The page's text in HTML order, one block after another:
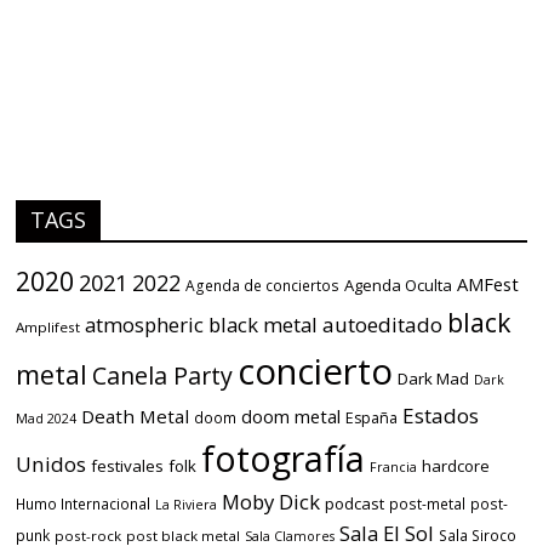
TAGS
2020 2021 2022 Agenda de conciertos Agenda Oculta AMFest
Amplifest atmospheric black metal autoeditado black
metal Canela Party concierto Dark Mad Dark
Mad 2024 Death Metal doom doom metal España Estados
Unidos festivales folk fotografía Francia hardcore
Humo Internacional La Riviera Moby Dick podcast post-metal post-
punk post-rock post black metal Sala Clamores Sala El Sol Sala Siroco